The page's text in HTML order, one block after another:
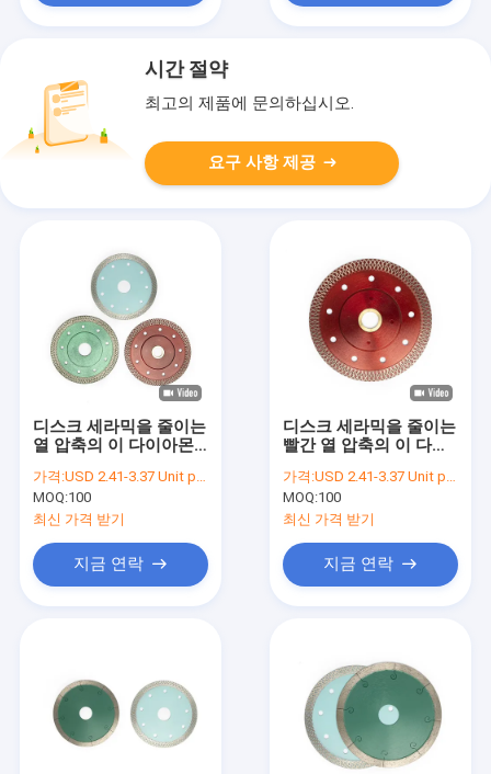
시간 절약
최고의 제품에 문의하십시오.
요구 사항 제공
디스크 세라믹을 줄이는
열 압축의 이 다이아몬
다
가격:USD 2.41-3.37 Unit price
MOQ:100
최신 가격 받기
지금 연락
디스크 세라믹을 줄이는
빨간 열 압축의 이 다이
습니다
가격:USD 2.41-3.37 Unit price
MOQ:100
최신 가격 받기
지금 연락